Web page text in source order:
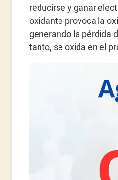
reducirse y ganar
oxidante provoca la
generando la pérdida
tanto, se oxida en el